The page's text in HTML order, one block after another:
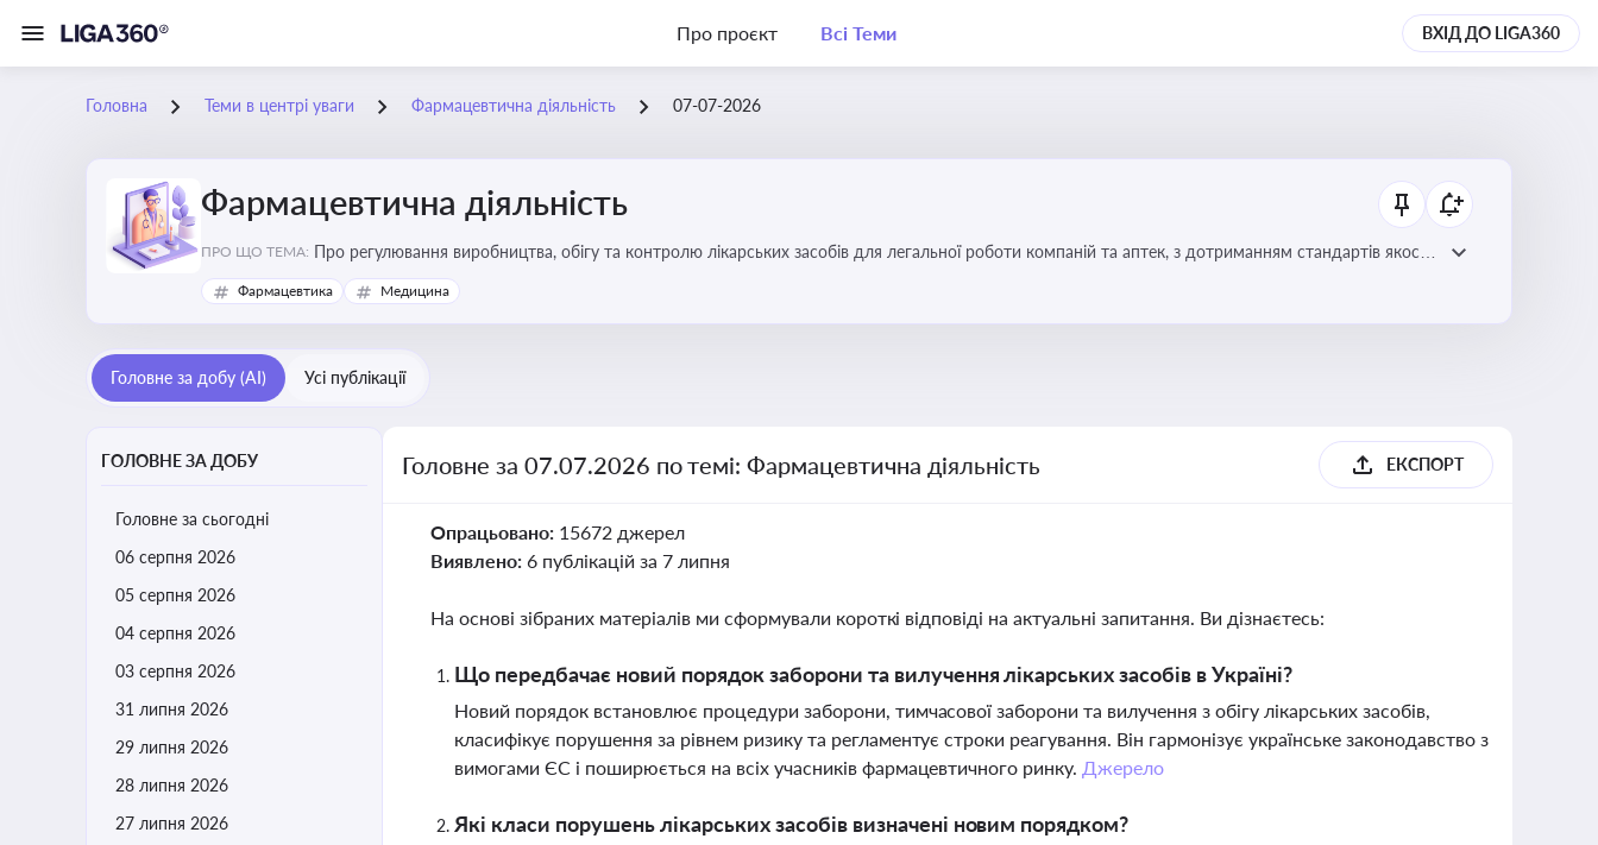
Про проєкт Всі Теми ВХІД ДО LIGA360
Головна Теми в центрі уваги Фармацевтична діяльність 07-07-2026
Фармацевтична діяльність
ПРО ЩО ТЕМА: Про регулювання виробництва, обігу та контролю лікарських засобів для легальної роботи компаній та аптек, з дотриманням стандартів якості
та безпеки
Фармацевтика Медицина
Головне за добу (AI) Усі публікації
ГОЛОВНЕ ЗА ДОБУ
Головне за сьогодні
06 серпня 2026
05 серпня 2026
04 серпня 2026
03 серпня 2026
31 липня 2026
29 липня 2026
28 липня 2026
27 липня 2026
Головне за 07.07.2026 по темі: Фармацевтична діяльність ЕКСПОРТ
Опрацьовано: 15672 джерел
Виявлено: 6 публікацій за 7 липня
На основі зібраних матеріалів ми сформували короткі відповіді на актуальні запитання. Ви дізнаєтесь:
Що передбачає новий порядок заборони та вилучення лікарських засобів в Україні?
Новий порядок встановлює процедури заборони, тимчасової заборони та вилучення з обігу лікарських засобів,
класифікує порушення за рівнем ризику та регламентує строки реагування. Він гармонізує українське законодавство з
вимогами ЄС і поширюється на всіх учасників фармацевтичного ринку. Джерело
Які класи порушень лікарських засобів визначені новим порядком?